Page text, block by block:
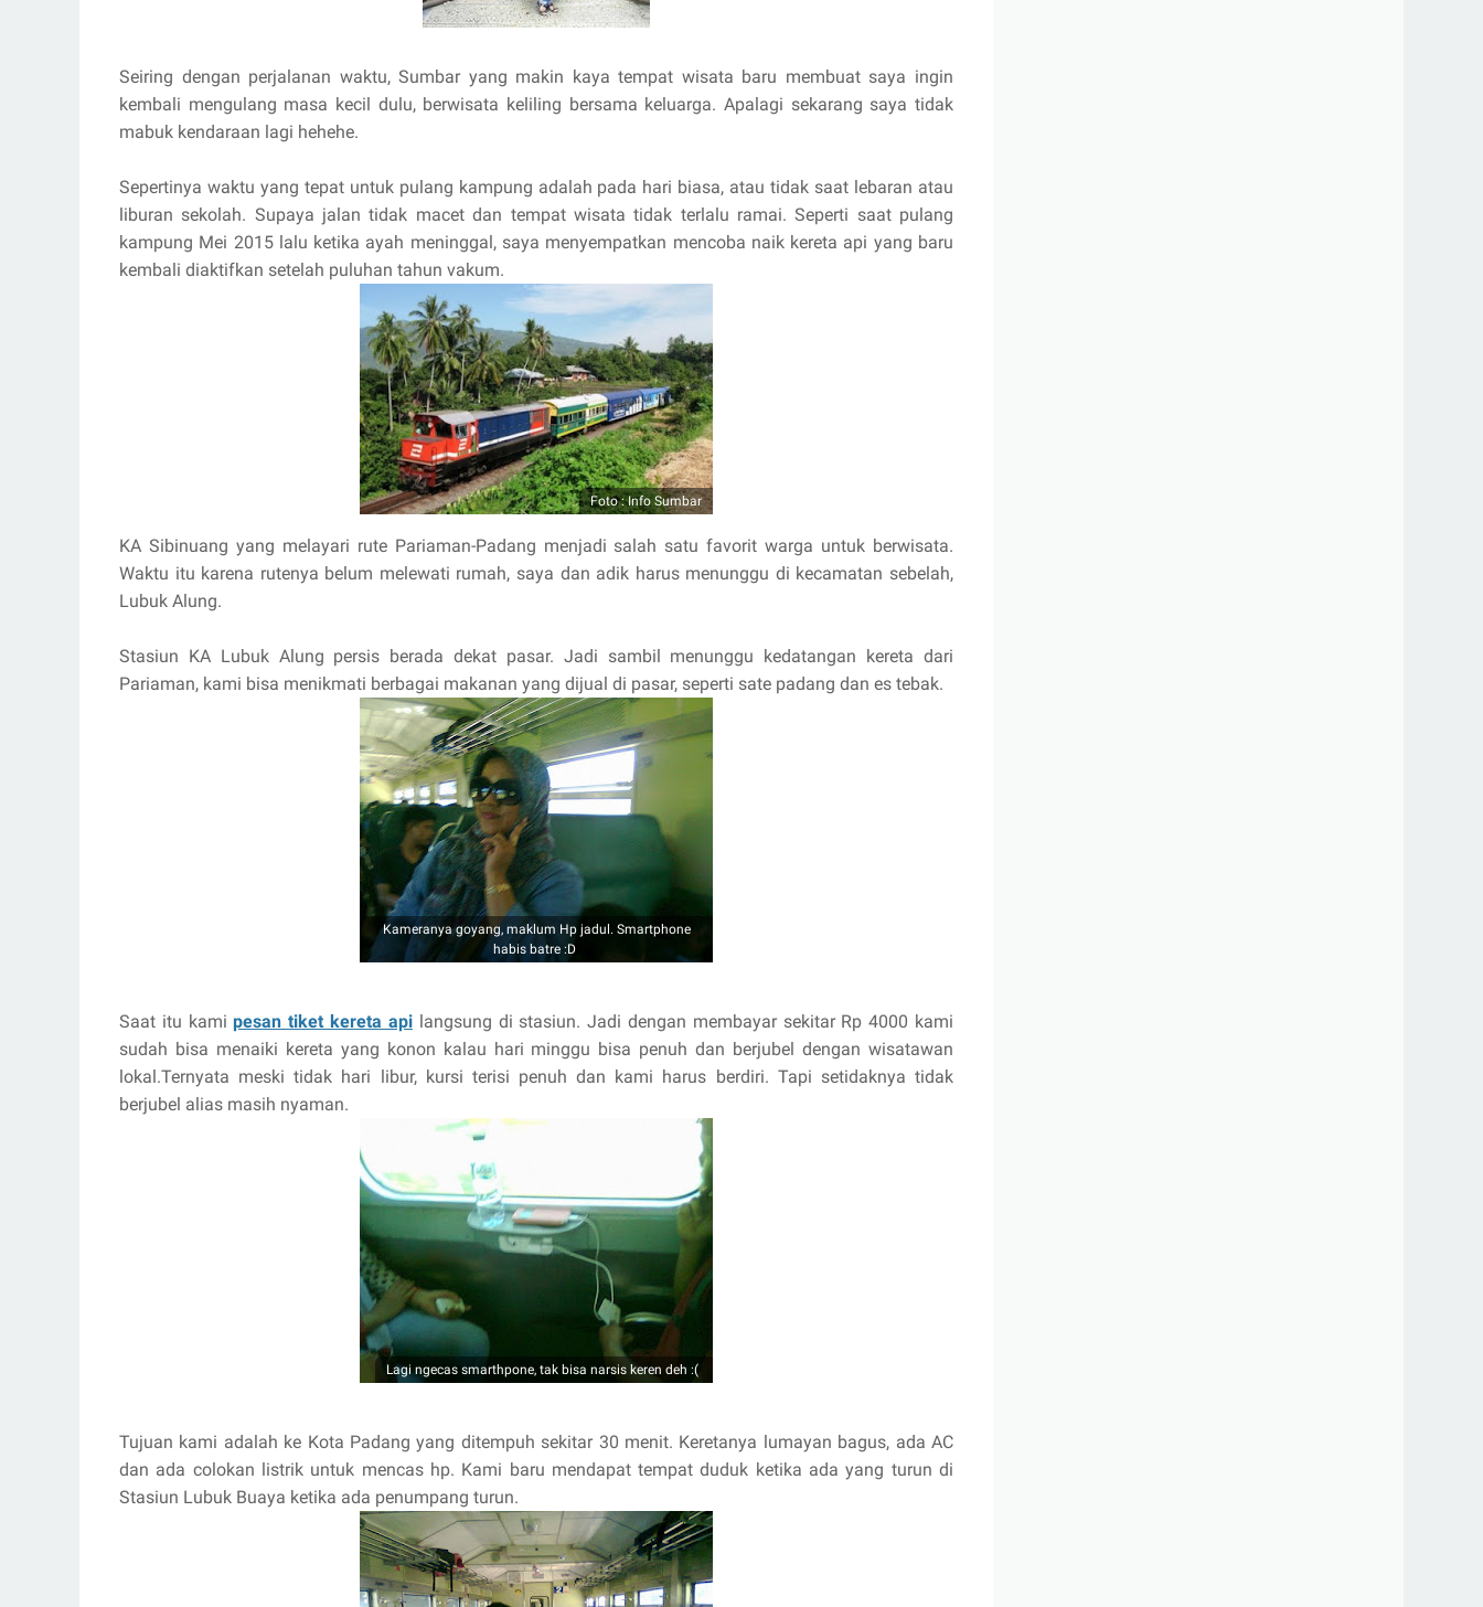
Seiring dengan perjalanan waktu, Sumbar yang makin kaya tempat wisata baru membuat saya ingin
kembali mengulang masa kecil dulu, berwisata keliling bersama keluarga. Apalagi sekarang saya tidak
mabuk kendaraan lagi hehehe.
Sepertinya waktu yang tepat untuk pulang kampung adalah pada hari biasa, atau tidak saat lebaran atau
liburan sekolah. Supaya jalan tidak macet dan tempat wisata tidak terlalu ramai. Seperti saat pulang
kampung Mei 2015 lalu ketika ayah meninggal, saya menyempatkan mencoba naik kereta api yang baru
kembali diaktifkan setelah puluhan tahun vakum.
Foto : Info Sumbar
KA Sibinuang yang melayari rute Pariaman-Padang menjadi salah satu favorit warga untuk berwisata.
Waktu itu karena rutenya belum melewati rumah, saya dan adik harus menunggu di kecamatan sebelah,
Lubuk Alung.
Stasiun KA Lubuk Alung persis berada dekat pasar. Jadi sambil menunggu kedatangan kereta dari
Pariaman, kami bisa menikmati berbagai makanan yang dijual di pasar, seperti sate padang dan es tebak.
Kameranya goyang, maklum Hp jadul. Smartphone
habis batre :D
Saat itu kamipesan tiket kereta apilangsung di stasiun. Jadi dengan membayar sekitar Rp 4000 kami
sudah bisa menaiki kereta yang konon kalau hari minggu bisa penuh dan berjubel dengan wisatawan
lokal.Ternyata meski tidak hari libur, kursi terisi penuh dan kami harus berdiri. Tapi setidaknya tidak
berjubel alias masih nyaman.
Lagi ngecas smarthpone, tak bisa narsis keren deh :(
Tujuan kami adalah ke Kota Padang yang ditempuh sekitar 30 menit. Keretanya lumayan bagus, ada AC
dan ada colokan listrik untuk mencas hp. Kami baru mendapat tempat duduk ketika ada yang turun di
Stasiun Lubuk Buaya ketika ada penumpang turun.